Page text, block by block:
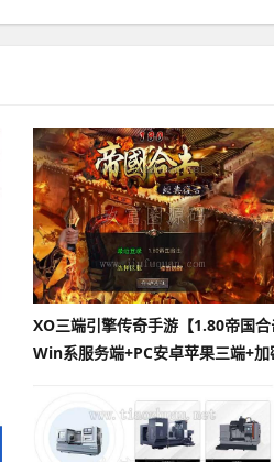
XO三端引擎传奇手游【1.80帝国合
Win系服务端+PC安卓苹果三端+加